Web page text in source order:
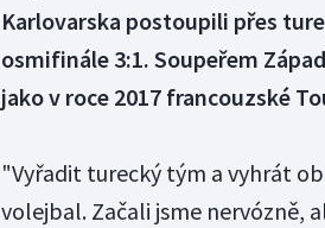
Karlovarska postoupili přes
osmifinále 3:1. Soupeřem
jako v roce 2017 francouzské
"Vyřadit turecký tým a vyhrát
volejbal. Začali jsme nervózně,